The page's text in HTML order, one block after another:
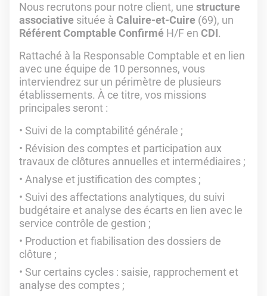
Nous recrutons pour notre client, une structure
associative située à Caluire-et-Cuire (69), un
Référent Comptable Confirmé H/F en CDI.
Rattaché à la Responsable Comptable et en lien
avec une équipe de 10 personnes, vous
interviendrez sur un périmètre de plusieurs
établissements. À ce titre, vos missions
principales seront :
Suivi de la comptabilité générale ;
Révision des comptes et participation aux
travaux de clôtures annuelles et intermédiaires ;
Analyse et justification des comptes ;
Suivi des affectations analytiques, du suivi
budgétaire et analyse des écarts en lien avec le
service contrôle de gestion ;
Production et fiabilisation des dossiers de
clôture ;
Sur certains cycles : saisie, rapprochement et
analyse des comptes ;